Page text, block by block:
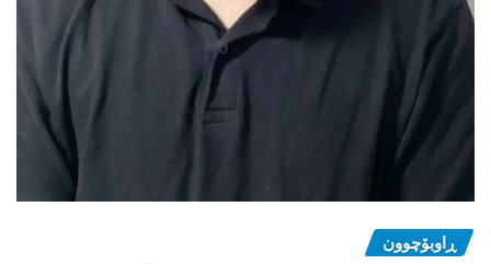
ڕاوبۆچوون